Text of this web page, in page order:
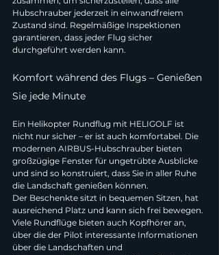
Hubschrauber jederzeit in einwandfreiem
Zustand sind. Regelmäßige Inspektionen
garantieren, dass jeder Flug sicher
durchgeführt werden kann.
Komfort während des Flugs – Genießen
Sie jede Minute
Ein Helikopter Rundflug mit HELIGOLF ist
nicht nur sicher – er ist auch komfortabel. Die
modernen AIRBUS-Hubschrauber bieten
großzügige Fenster für ungetrübte Ausblicke
und sind so konstruiert, dass Sie in aller Ruhe
die Landschaft genießen können.
Der Beschenkte sitzt in bequemen Sitzen, hat
ausreichend Platz und kann sich frei bewegen.
Viele Rundflüge bieten auch Kopfhörer an,
über die der Pilot interessante Informationen
über die Landschaften und